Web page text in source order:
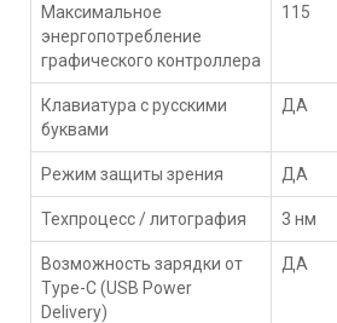
Максимальное
энергопотребление
графического контроллера
115
Клавиатура с русскими
буквами
ДА
Режим защиты зрения ДА
Техпроцесс / литография 3 нм
Возможность зарядки от
Type-C (USB Power
Delivery)
ДА